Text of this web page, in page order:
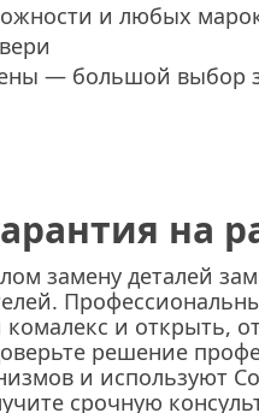
и любых
— большой выбор
на
замену деталей
и открыть,
решение
и используют
срочную